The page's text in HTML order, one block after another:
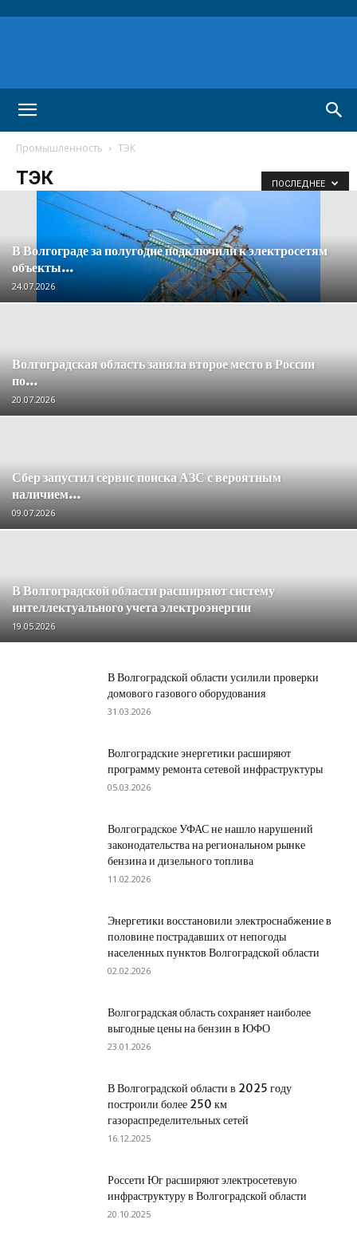
Промышленность ТЭК
ТЭК ПОСЛЕДНЕЕ
В Волгограде за полугодие подключили к электросетям
объекты...
24.07.2026
Волгоградская область заняла второе место в России
по...
20.07.2026
Сбер запустил сервис поиска АЗС с вероятным
наличием...
09.07.2026
В Волгоградской области расширяют систему
интеллектуального учета электроэнергии
19.05.2026
В Волгоградской области усилили проверки
домового газового оборудования
31.03.2026
Волгоградские энергетики расширяют
программу ремонта сетевой инфраструктуры
05.03.2026
Волгоградское УФАС не нашло нарушений
законодательства на региональном рынке
бензина и дизельного топлива
11.02.2026
Энергетики восстановили электроснабжение в
половине пострадавших от непогоды
населенных пунктов Волгоградской области
02.02.2026
Волгоградская область сохраняет наиболее
выгодные цены на бензин в ЮФО
23.01.2026
В Волгоградской области в 2025 году
построили более 250 км
газораспределительных сетей
16.12.2025
Россети Юг расширяют электросетевую
инфраструктуру в Волгоградской области
20.10.2025